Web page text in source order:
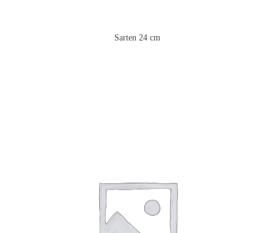
Sarten 24 cm